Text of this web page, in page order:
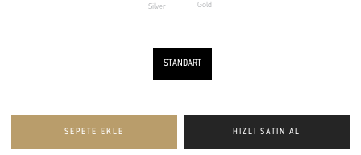
Silver Gold
STANDART